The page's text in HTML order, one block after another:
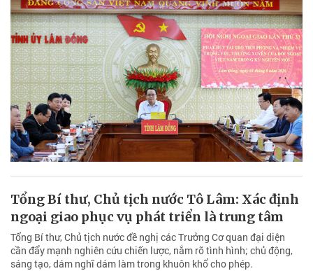
Tổng Bí thư, Chủ tịch nước Tô Lâm: Xác định
ngoại giao phục vụ phát triển là trung tâm
Tổng Bí thư, Chủ tịch nước đề nghị các Trưởng Cơ quan đại diện
cần đẩy mạnh nghiên cứu chiến lược, nắm rõ tình hình; chủ động,
sáng tạo, dám nghĩ dám làm trong khuôn khổ cho phép.